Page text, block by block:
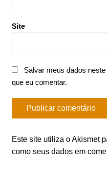
Site
Salvar meus dados
que eu comentar.
Este site utiliza o Akismet
como seus dados em